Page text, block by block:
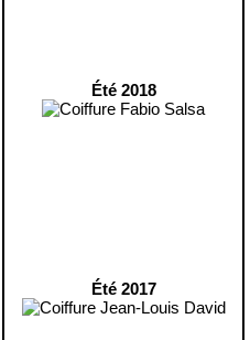
Été 2018
Été 2017